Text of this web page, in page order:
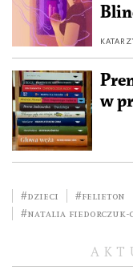
w
#dzieci #felieton
#Natalia Fiedorczuk-